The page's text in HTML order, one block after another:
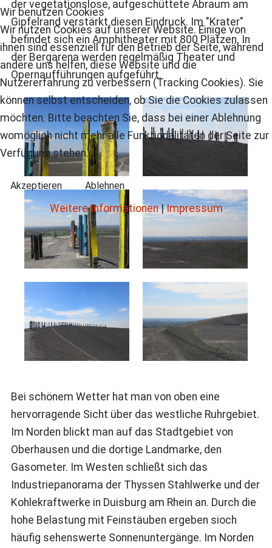
der vegetationslose, aufgeschüttete Abraum am
Gipfelrand verstärkt diesen Eindruck. Im "Krater"
befindet sich ein Amphitheater mit 800 Plätzen. In
der Bergarena werden regelmäßig Theater und
Opernaufführungen aufgeführt.
Bei schönem Wetter hat man von oben eine
hervorragende Sicht über das westliche Ruhrgebiet.
Im Norden blickt man auf das Stadtgebiet von
Oberhausen und die dortige Landmarke, den
Gasometer. Im Westen schließt sich das
Industriepanorama der Thyssen Stahlwerke und der
Kohlekraftwerke in Duisburg am Rhein an. Durch die
hohe Belastung mit Feinstäuben ergeben sioch
häufig sehenswerte Sonnenuntergänge. Im Norden
Wir benutzen Cookies
Wir nutzen Cookies auf unserer Website. Einige von
ihnen sind essenziell für den Betrieb der Seite, während
andere uns helfen, diese Website und die
Nutzererfahrung zu verbessern (Tracking Cookies). Sie
können selbst entscheiden, ob Sie die Cookies zulassen
möchten. Bitte beachten Sie, dass bei einer Ablehnung
womöglich nicht mehr alle Funktionalitäten der Seite zur
Verfügung stehen.
Akzeptieren Ablehnen
Weitere Informationen|Impressum